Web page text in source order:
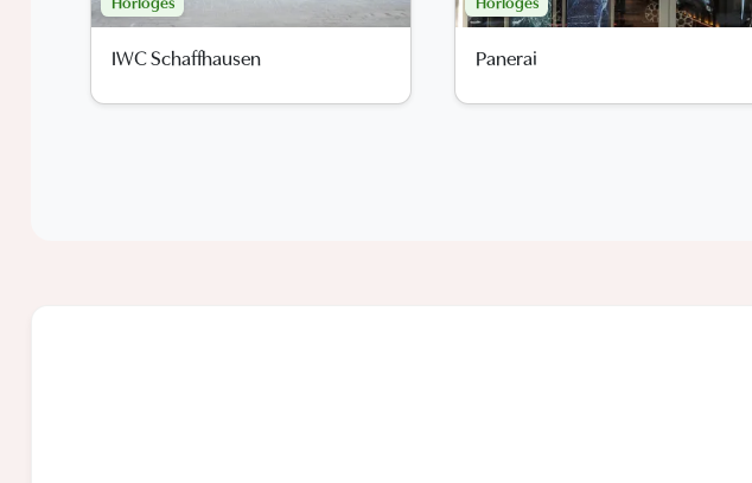
Horloges
IWC Schaffhausen
Horloges
Panerai